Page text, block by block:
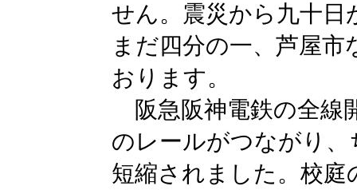
せん。震災から九十日
まだ四分の一、芦屋
おります。
阪急阪神電鉄の全線
のレールがつながり
短縮されました。校